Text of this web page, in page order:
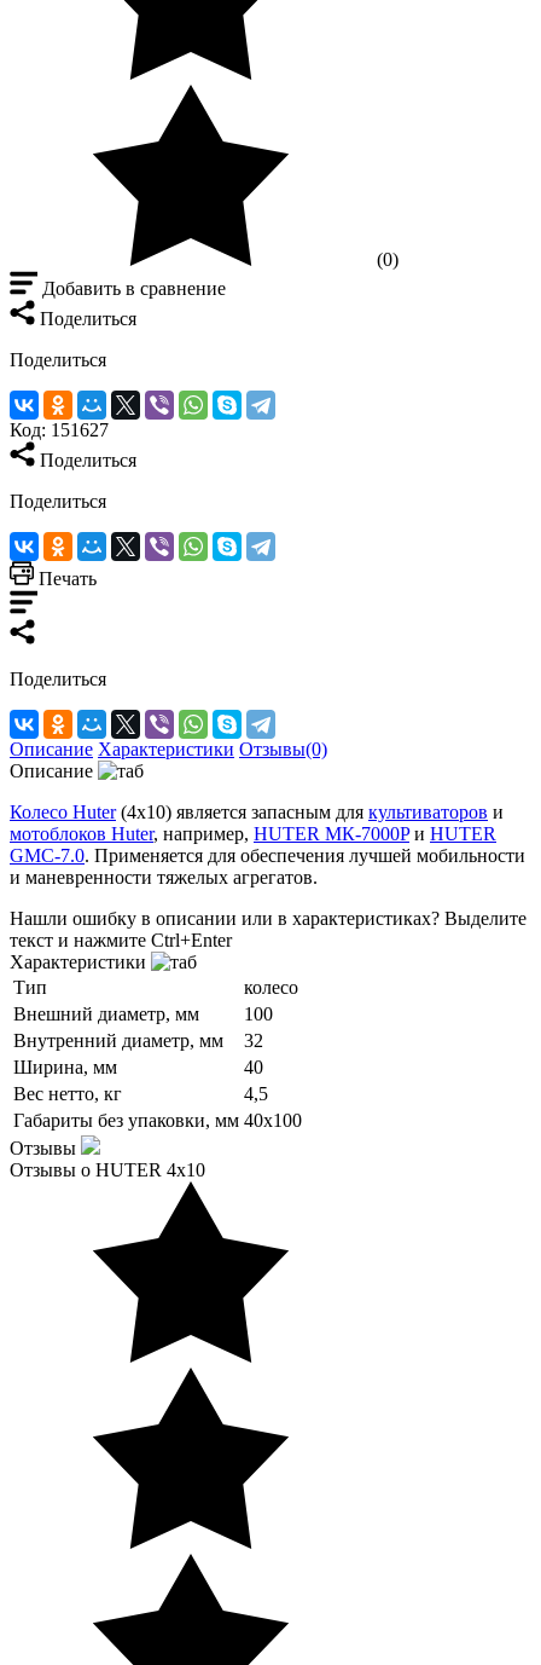
(0)
Добавить в сравнение
Поделиться
Поделиться
Код: 151627
Поделиться
Поделиться
Печать
Поделиться
Описание Характеристики Отзывы(0)
Описание
Колесо Huter(4х10) является запасным для культиваторов и
мотоблоков Huter, например, HUTER МК-7000Pи HUTER
GMC-7.0. Применяется для обеспечения лучшей мобильности
и маневренности тяжелых агрегатов.
Нашли ошибку в описании или в характеристиках? Выделите
текст и нажмите Ctrl+Enter
Характеристики
Тип
колесо
Внешний диаметр, мм
100
Внутренний диаметр, мм
32
Ширина, мм
40
Вес нетто, кг
4,5
Габариты без упаковки, мм 40х100
Отзывы
Отзывы о HUTER 4х10